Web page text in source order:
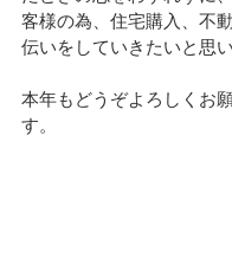
客様の為、住宅購入、不
伝いをしていきたいと思い
本年もどうぞよろしくお
す。